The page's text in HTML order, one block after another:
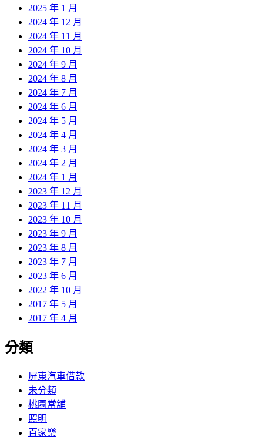
2025 年 1 月
2024 年 12 月
2024 年 11 月
2024 年 10 月
2024 年 9 月
2024 年 8 月
2024 年 7 月
2024 年 6 月
2024 年 5 月
2024 年 4 月
2024 年 3 月
2024 年 2 月
2024 年 1 月
2023 年 12 月
2023 年 11 月
2023 年 10 月
2023 年 9 月
2023 年 8 月
2023 年 7 月
2023 年 6 月
2022 年 10 月
2017 年 5 月
2017 年 4 月
分類
屏東汽車借款
未分類
桃園當舖
照明
百家樂